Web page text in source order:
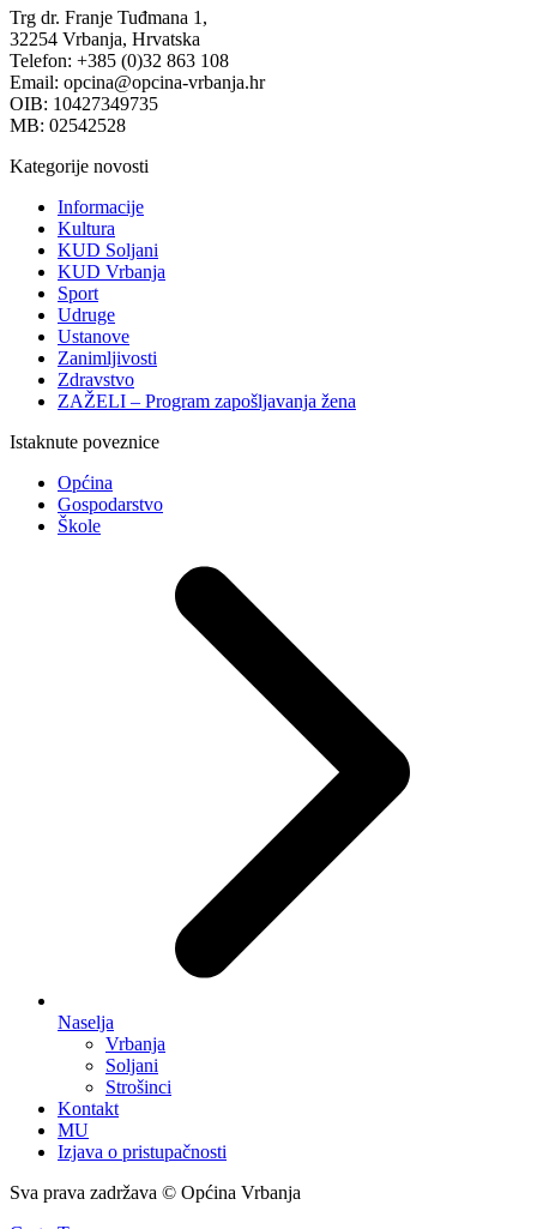
Trg dr. Franje Tuđmana 1,
32254 Vrbanja, Hrvatska
Telefon: +385 (0)32 863 108
Email: opcina@opcina-vrbanja.hr
OIB: 10427349735
MB: 02542528
Kategorije novosti
Informacije
Kultura
KUD Soljani
KUD Vrbanja
Sport
Udruge
Ustanove
Zanimljivosti
Zdravstvo
ZAŽELI – Program zapošljavanja žena
Istaknute poveznice
Općina
Gospodarstvo
Škole
Naselja
Vrbanja
Soljani
Strošinci
Kontakt
MU
Izjava o pristupačnosti
Sva prava zadržava © Općina Vrbanja